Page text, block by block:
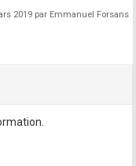
2019 par Emmanuel Forsans